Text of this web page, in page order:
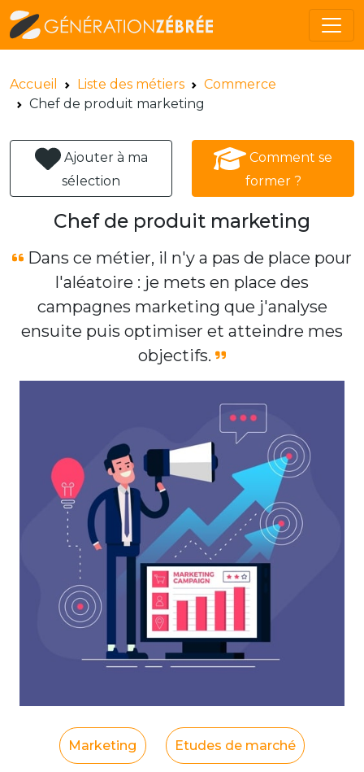
Accueil Liste des métiers
Commerce
Chef de produit marketing
Ajouter à ma
sélection
Comment se
former ?
Chef de produit marketing
Dans ce métier, il n'y a pas de place pour
l'aléatoire : je mets en place des
campagnes marketing que j'analyse
ensuite puis optimiser et atteindre mes
objectifs.
Marketing Etudes de marché